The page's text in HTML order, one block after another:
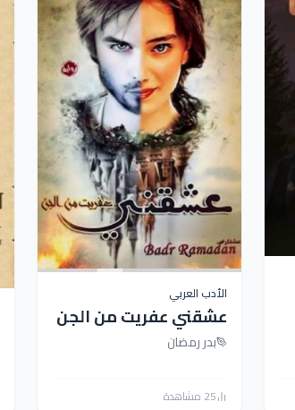
الأدب العربي
عشقني عفريت من الجن
بدر رمضان
25 مشاهدة